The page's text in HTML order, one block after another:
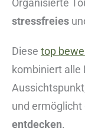
stressfreies
Diese top
kombiniert alle
und ermöglicht
entdecken.